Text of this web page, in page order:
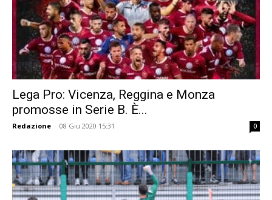
Lega Pro: Vicenza, Reggina e Monza
promosse in Serie B. È...
Redazione - 08 Giu 2020 15:31 0